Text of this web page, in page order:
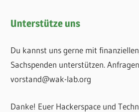
Unterstütze uns
Du kannst uns gerne mit
Sachspenden unterstützen.
vorstand@wak-lab.org
Danke! Euer Hackerspace und